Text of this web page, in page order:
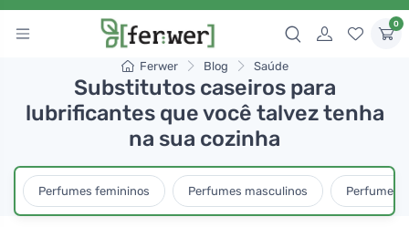
0
Ferwer Blog Saúde
Substitutos caseiros para
lubrificantes que você talvez tenha
na sua cozinha
Perfumes femininos Perfumes masculinos Perfumes